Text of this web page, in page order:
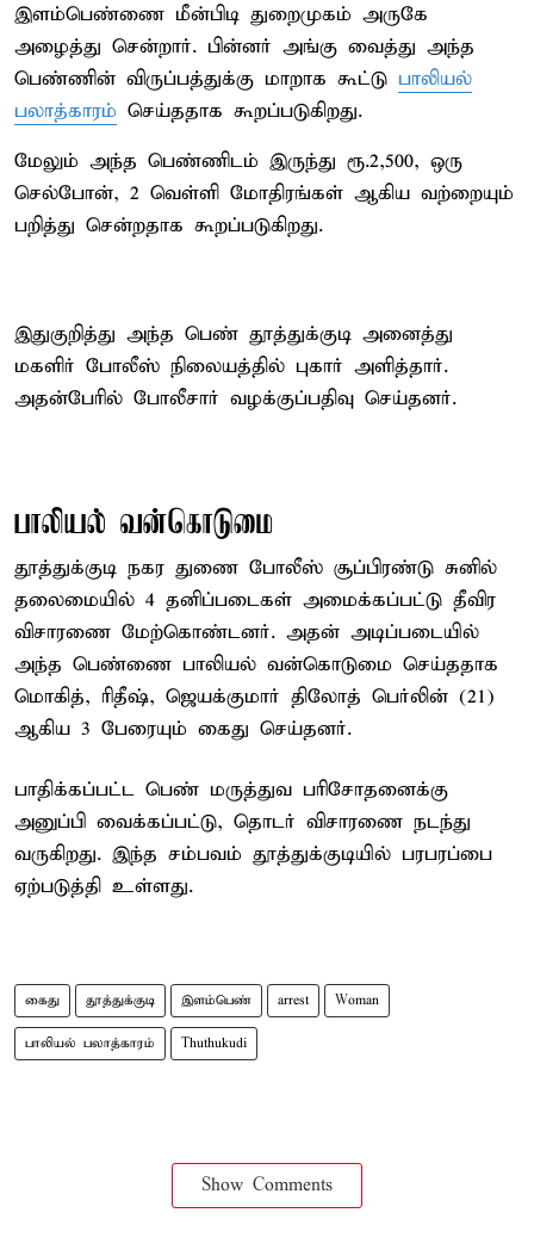
இளம்பெண்ணை மீன்பிடி துறைமுகம் அருகே
அழைத்து சென்றார். பின்னர் அங்கு வைத்து அந்த
பெண்ணின் விருப்பத்துக்கு மாறாக கூட்டு பாலியல்
பலாத்காரம் செய்ததாக கூறப்படுகிறது.
மேலும் அந்த பெண்ணிடம் இருந்து ரூ.2,500, ஒரு
செல்போன், 2 வெள்ளி மோதிரங்கள் ஆகிய வற்றையும்
பறித்து சென்றதாக கூறப்படுகிறது.
இதுகுறித்து அந்த பெண் தூத்துக்குடி அனைத்து
மகளிர் போலீஸ் நிலையத்தில் புகார் அளித்தார்.
அதன்பேரில் போலீசார் வழக்குப்பதிவு செய்தனர்.
பாலியல் வன்கொடுமை
தூத்துக்குடி நகர துணை போலீஸ் சூப்பிரண்டு சுனில்
தலைமையில் 4 தனிப்படைகள் அமைக்கப்பட்டு தீவிர
விசாரணை மேற்கொண்டனர். அதன் அடிப்படையில்
அந்த பெண்ணை பாலியல் வன்கொடுமை செய்ததாக
மொகித், ரிதீஷ், ஜெயக்குமார் திலோத் பெர்லின் (21)
ஆகிய 3 பேரையும் கைது செய்தனர்.
பாதிக்கப்பட்ட பெண் மருத்துவ பரிசோதனைக்கு
அனுப்பி வைக்கப்பட்டு, தொடர் விசாரணை நடந்து
வருகிறது. இந்த சம்பவம் தூத்துக்குடியில் பரபரப்பை
ஏற்படுத்தி உள்ளது.
கைது தூத்துக்குடி இளம்பெண் arrest Woman
பாலியல் பலாத்காரம் Thuthukudi
Show Comments